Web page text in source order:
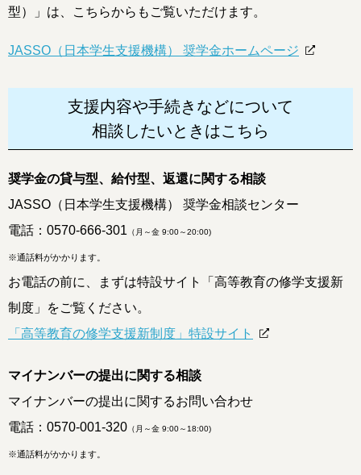
型）」は、こちらからもご覧いただけます。
JASSO（日本学生支援機構） 奨学金ホームページ
支援内容や手続きなどについて
相談したいときはこちら
奨学金の貸与型、給付型、返還に関する相談
JASSO（日本学生支援機構） 奨学金相談センター
電話： 0570-666-301 （月～金 9:00～20:00)
※通話料がかかります。
お電話の前に、まずは特設サイト「高等教育の修学支援新
制度」をご覧ください。
「高等教育の修学支援新制度」特設サイト
マイナンバーの提出に関する相談
マイナンバーの提出に関するお問い合わせ
電話： 0570-001-320 （月～金 9:00～18:00)
※通話料がかかります。